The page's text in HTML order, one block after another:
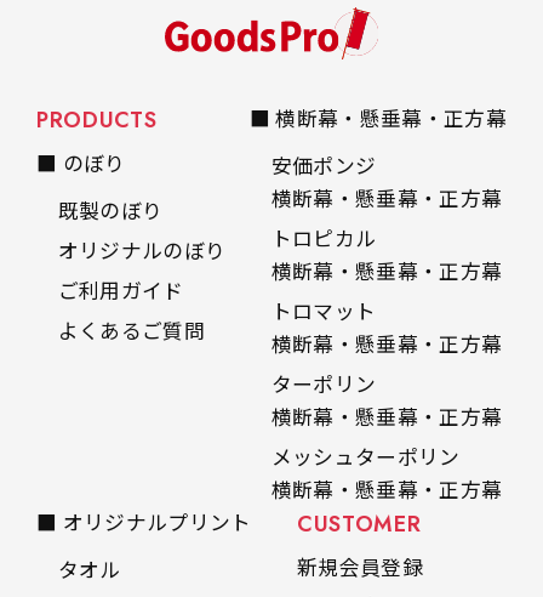
幕の製作をお楽しみください
（※cm単位での指定でおねがいいたします。）
(180x30)
レギュラーのれんスリムは横幕の上部にチチを5
か所つけて疑似的にのれんのような幕をつくりま
レギュラーのれんとの違いは縦のサイズが異なり
ます。（レギュラーのれん縦50cm／レギュラー
スリムのれん縦30cm）お店の入口付近の装飾に
PRODUCTS
■ のぼり
既製のぼり
オリジナルのぼり
ご利用ガイド
よくあるご質問
■ 横断幕・懸垂幕・正方幕
安価ポンジ
横断幕・懸垂幕・正方幕
トロピカル
横断幕・懸垂幕・正方幕
トロマット
横断幕・懸垂幕・正方幕
ターポリン
横断幕・懸垂幕・正方幕
メッシュターポリン
横断幕・懸垂幕・正方幕
■ オリジナルプリント
タオル
CUSTOMER
新規会員登録